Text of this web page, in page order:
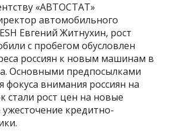
«АВТОСТАТ»
автомобильного
Евгений Житнухин, рост
с пробегом обусловлен
россиян к новым машинам в
Основными предпосылками
внимания россиян на
стали рост цен на новые
кредитно-